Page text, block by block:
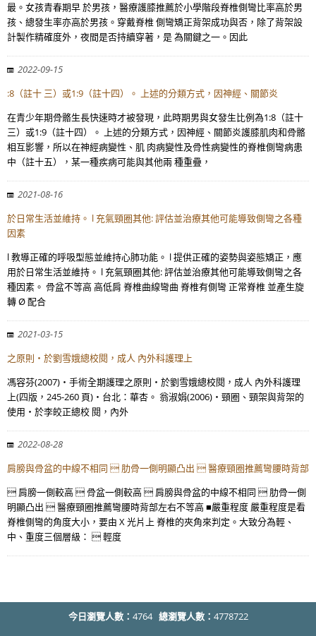
最。女孩青春期早 於男孩，醫療護膝推薦於小學階段脊椎側彎比率高於男
孩、總發生率亦高於男孩。穿戴脊椎 側彎矯正背架成功與否，除了背架設
計製作精確度外，夜間是否持續穿著，是 為關鍵之一。因此
2022-09-15
:8（註十 三）或1:9（註十四）。 上述的分類方式，因神經、關節炎
在青少年期骨骼生長快速時才被發現，此時期男與女發生比例為1:8（註十
三）或1:9（註十四）。 上述的分類方式，因神經、關節炎護膝肌肉和骨骼
相互影響，所以在神經病變性、肌 肉病變性及骨性病變性的脊椎側彎病患
中（註十五），某一種疾病可能與其他兩 種重疊，
2021-08-16
於日常生活並維持。 l 充氣頸圈其他: 評估並治療其他可能導致側彎之各種
因素
l 教導正確的呼吸型態並維持心肺功能。 l 提供正確的姿勢與姿態矯正，應
用於日常生活並維持。 l 充氣頸圈其他: 評估並治療其他可能導致側彎之各
種因素。 骨盆不等高 高低肩 脊椎曲線彎曲 脊椎有側彎 正常脊椎 並產生旋
轉 Ø 配合
2021-03-15
之原則‧於劉雪娥總校閱，成人 內外科護理上
馮容芬(2007)‧手術全期護理之原則‧於劉雪娥總校閱，成人 內外科護理
上(四版，245-260 頁)‧台北：華杏。 翁淑娟(2006)‧頸圈、頸架與背架的
使用‧於李皎正總校 閱，內外
2022-08-28
肩膀與骨盆的中線不相同  肋骨一側明顯凸出  醫療頸圈推薦彎腰時背部
 肩膀一側較高  骨盆一側較高  肩膀與骨盆的中線不相同  肋骨一側
明顯凸出  醫療頸圈推薦彎腰時背部左右不等高 ■嚴重程度 嚴重程度是看
脊椎側彎的角度大小，要由 X 光片上 脊椎的夾角來判定。大致分為輕、
中、重度三個層級：  輕度
今日瀏覽人數： 4764 總瀏覽人數： 4778722